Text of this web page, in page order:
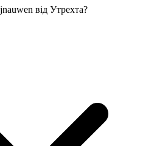
від Утрехта?